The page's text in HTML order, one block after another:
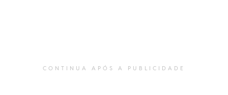
CONTINUA APÓS A PUBLICIDADE